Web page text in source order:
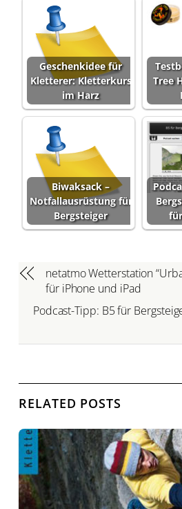
Geschenkidee für
Kletterer: Kletterkurs
im Harz
Tree
Biwaksack –
Notfallausrüstung für
Bergsteiger
netatmo Wetterstation
für iPhone und iPad
Podcast-Tipp: B5 für
RELATED POSTS